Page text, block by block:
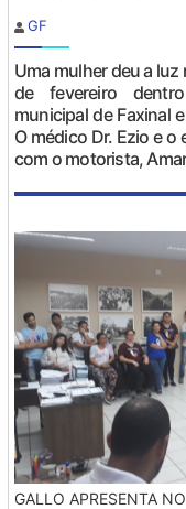
GF
Uma mulher deu a
de fevereiro
municipal de Faxinal
O médico Dr. Ezio e
com o motorista,
GALLO APRESENTA